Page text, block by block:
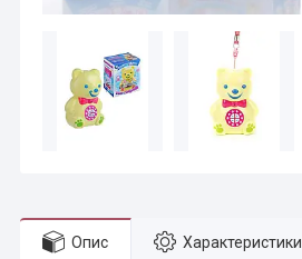
Опис Характеристики